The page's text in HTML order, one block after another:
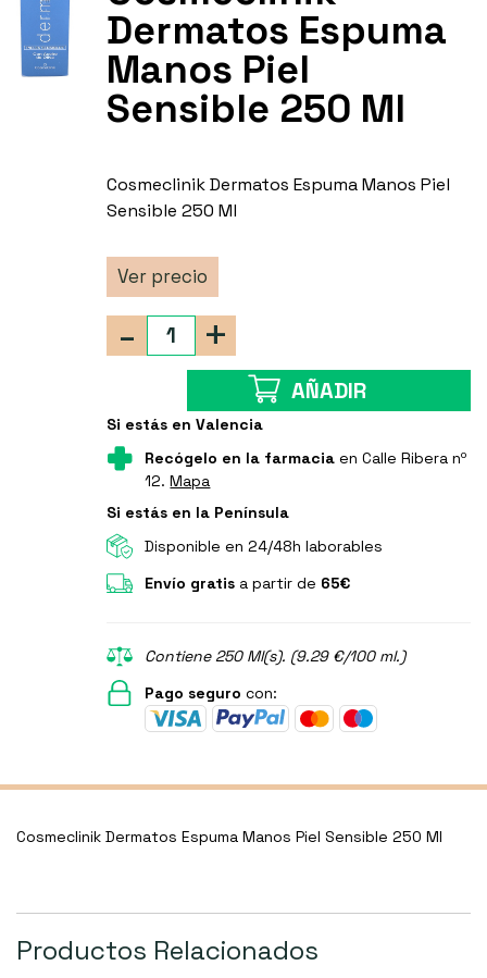
Dermatos Espuma
Manos Piel
Sensible 250 Ml
Cosmeclinik Dermatos Espuma Manos Piel
Sensible 250 Ml
Ver precio
+
-
AÑADIR
Si estás en Valencia
Recógelo en la farmacia en Calle Ribera nº
12.Mapa
Si estás en la Península
Disponible en 24/48h laborables
Envío gratis a partir de 65€
Contiene 250 Ml(s). (9.29 €/100 ml.)
Pago seguro con:
Cosmeclinik Dermatos Espuma Manos Piel Sensible 250 Ml
Productos Relacionados